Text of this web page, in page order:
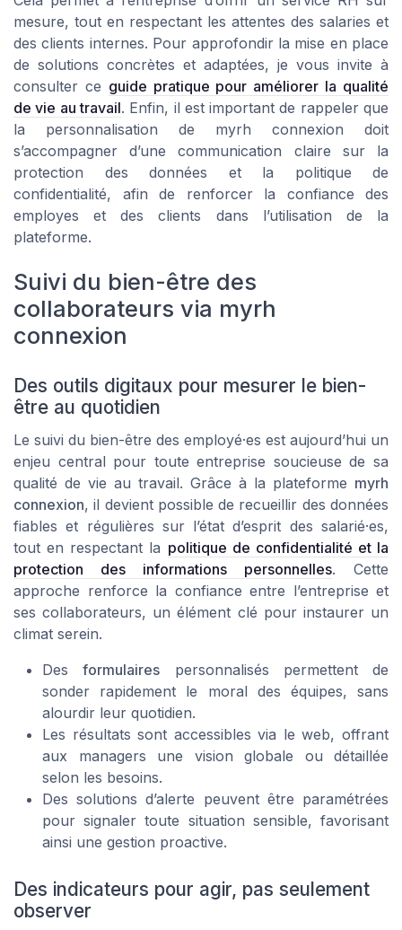
mesure, tout en respectant les attentes des salaries et
des clients internes. Pour approfondir la mise en place
de solutions concrètes et adaptées, je vous invite à
consulter ce guide pratique pour améliorer la qualité
de vie au travail. Enfin, il est important de rappeler que
la personnalisation de myrh connexion doit
s’accompagner d’une communication claire sur la
protection des données et la politique de
confidentialité, afin de renforcer la confiance des
employes et des clients dans l’utilisation de la
plateforme.
Suivi du bien-être des
collaborateurs via myrh
connexion
Des outils digitaux pour mesurer le bien-
être au quotidien
Le suivi du bien-être des employé·es est aujourd’hui un
enjeu central pour toute entreprise soucieuse de sa
qualité de vie au travail. Grâce à la plateforme myrh
connexion, il devient possible de recueillir des données
fiables et régulières sur l’état d’esprit des salarié·es,
tout en respectant la politique de confidentialité et la
protection des informations personnelles. Cette
approche renforce la confiance entre l’entreprise et
ses collaborateurs, un élément clé pour instaurer un
climat serein.
Desformulaires personnalisés permettent de
sonder rapidement le moral des équipes, sans
alourdir leur quotidien.
Les résultats sont accessibles via le web, offrant
aux managers une vision globale ou détaillée
selon les besoins.
Des solutions d’alerte peuvent être paramétrées
pour signaler toute situation sensible, favorisant
ainsi une gestion proactive.
Des indicateurs pour agir, pas seulement
observer